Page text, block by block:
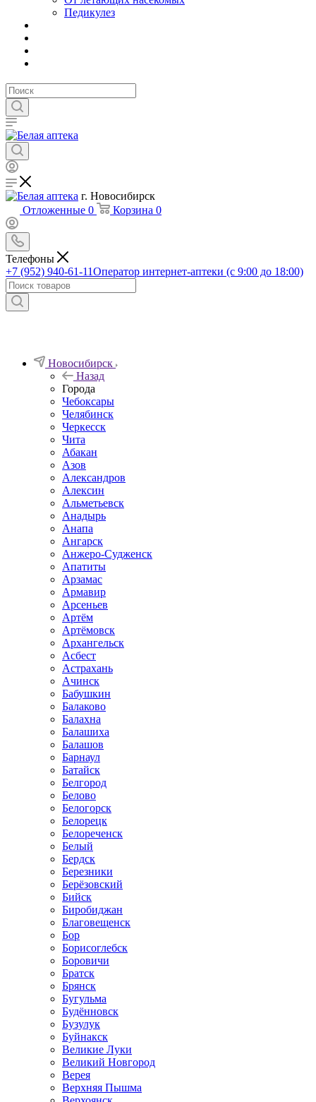
Педикулез
г. Новосибирск
Отложенные 0 Корзина 0
Телефоны
+7 (952) 940-61-11Оператор интернет-аптеки (с 9:00 до 18:00)
Новосибирск
Назад
Города
Чебоксары
Челябинск
Черкесск
Чита
Абакан
Азов
Александров
Алексин
Альметьевск
Анадырь
Анапа
Ангарск
Анжеро-Судженск
Апатиты
Арзамас
Армавир
Арсеньев
Артём
Артёмовск
Архангельск
Асбест
Астрахань
Ачинск
Бабушкин
Балаково
Балахна
Балашиха
Балашов
Барнаул
Батайск
Белгород
Белово
Белогорск
Белорецк
Белореченск
Белый
Бердск
Березники
Берёзовский
Бийск
Биробиджан
Благовещенск
Бор
Борисоглебск
Боровичи
Братск
Брянск
Бугульма
Будённовск
Бузулук
Буйнакск
Великие Луки
Великий Новгород
Верея
Верхняя Пышма